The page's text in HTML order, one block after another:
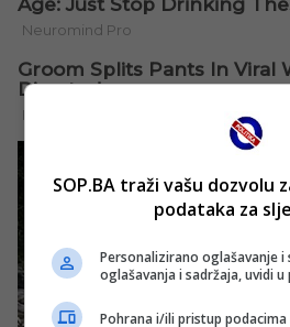
SOP.BA traži vašu dozvolu
podataka za
Personalizirano oglašavanje i
oglašavanja i sadržaja, uvidi
Pohrana i/ili pristup podacima